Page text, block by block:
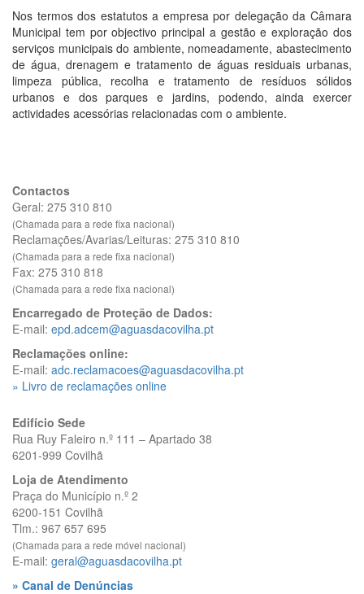
Nos termos dos estatutos a empresa por delegação da Câmara
Municipal tem por objectivo principal a gestão e exploração dos
serviços municipais do ambiente, nomeadamente, abastecimento
de água, drenagem e tratamento de águas residuais urbanas,
limpeza pública, recolha e tratamento de resíduos sólidos
urbanos e dos parques e jardins, podendo, ainda exercer
actividades acessórias relacionadas com o ambiente.
Contactos
Geral: 275 310 810
(Chamada para a rede fixa nacional)
Reclamações/Avarias/Leituras: 275 310 810
(Chamada para a rede fixa nacional)
Fax: 275 310 818
(Chamada para a rede fixa nacional)
Encarregado de Proteção de Dados:
E-mail: epd.adcem@aguasdacovilha.pt
Reclamações online:
E-mail: adc.reclamacoes@aguasdacovilha.pt
» Livro de reclamações online
Edifício Sede
Rua Ruy Faleiro n.º 111 – Apartado 38
6201-999 Covilhã
Loja de Atendimento
Praça do Município n.º 2
6200-151 Covilhã
Tlm.: 967 657 695
(Chamada para a rede móvel nacional)
E-mail: geral@aguasdacovilha.pt
» Canal de Denúncias